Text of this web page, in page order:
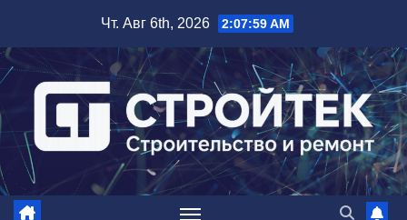
содержимому
Чт. Авг 6th, 2026 2:08:00 AM